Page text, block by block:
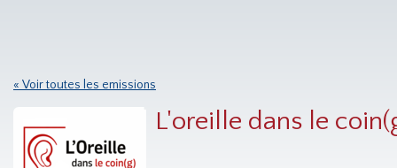
« Voir toutes les emissions
L'oreille dans le